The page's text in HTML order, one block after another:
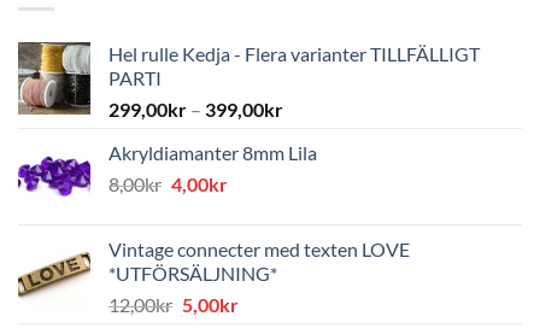
Hel rulle Kedja - Flera varianter TILLFÄLLIGT
PARTI
299,00kr – 399,00kr
Akryldiamanter 8mm Lila
8,00kr Det
var:
8,00kr.
4,00krDet
är:
4,00kr.
Vintage connecter med texten LOVE
*UTFÖRSÄLJNING*
12,00kr Det
5,00krDet